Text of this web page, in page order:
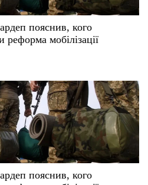
пояснив, кого
мобілізації
пояснив, кого